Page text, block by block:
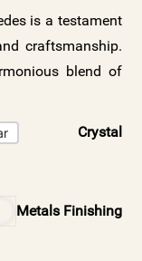
is a testament
craftsmanship.
blend of
variations—clear
with a white
and designers.
Crystal
Metals Finishing